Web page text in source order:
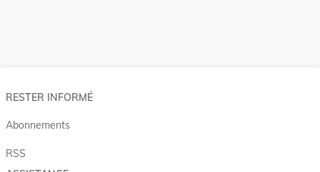
RESTER INFORMÉ
Abonnements
RSS